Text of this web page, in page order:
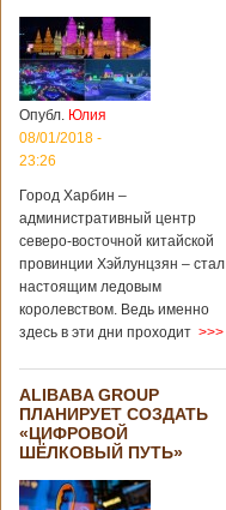
Опубл. Юлия
08/01/2018 -
23:26
Город Харбин –
административный центр
северо-восточной китайской
провинции Хэйлунцзян – стал
настоящим ледовым
королевством. Ведь именно
здесь в эти дни проходит >>>
ALIBABA GROUP
ПЛАНИРУЕТ СОЗДАТЬ
«ЦИФРОВОЙ
ШЁЛКОВЫЙ ПУТЬ»